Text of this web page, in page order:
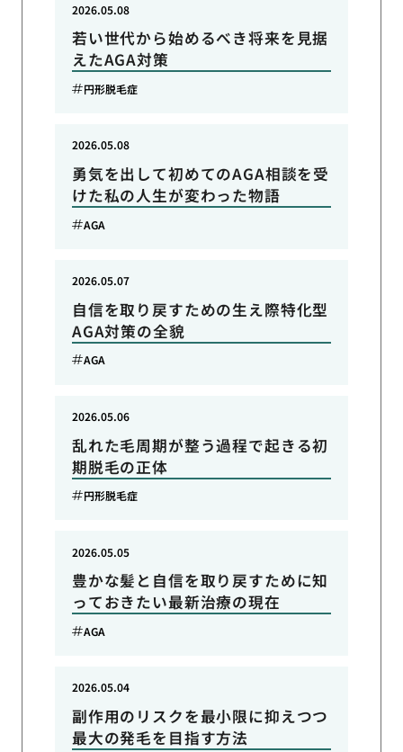
若い世代から始めるべき将来を見据
えたAGA対策
2026.05.08
円形脱毛症
勇気を出して初めてのAGA相談を受
けた私の人生が変わった物語
2026.05.08
AGA
自信を取り戻すための生え際特化型
AGA対策の全貌
2026.05.07
AGA
乱れた毛周期が整う過程で起きる初
期脱毛の正体
2026.05.06
円形脱毛症
豊かな髪と自信を取り戻すために知
っておきたい最新治療の現在
2026.05.05
AGA
副作用のリスクを最小限に抑えつつ
最大の発毛を目指す方法
2026.05.04